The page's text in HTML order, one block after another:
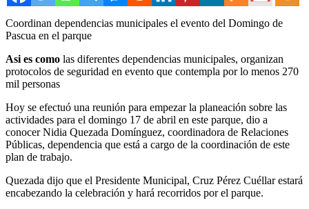
Coordinan dependencias municipales el evento del Domingo de
Pascua en el parque
Asi es como las diferentes dependencias municipales, organizan
protocolos de seguridad en evento que contempla por lo menos 270
mil personas
Hoy se efectuó una reunión para empezar la planeación sobre las
actividades para el domingo 17 de abril en este parque, dio a
conocer Nidia Quezada Domínguez, coordinadora de Relaciones
Públicas, dependencia que está a cargo de la coordinación de este
plan de trabajo.
Quezada dijo que el Presidente Municipal, Cruz Pérez Cuéllar estará
encabezando la celebración y hará recorridos por el parque.